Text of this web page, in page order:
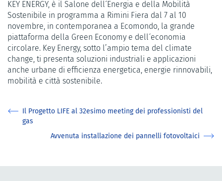
KEY ENERGY, è il Salone dell´Energia e della Mobilità
Sostenibile in programma a Rimini Fiera dal 7 al 10
novembre, in contemporanea a Ecomondo, la grande
piattaforma della Green Economy e dell´economia
circolare. Key Energy, sotto l’ampio tema del climate
change, ti presenta soluzioni industriali e applicazioni
anche urbane di efficienza energetica, energie rinnovabili,
mobilità e città sostenibile.
Il Progetto LIFE al 32esimo meeting dei professionisti del
gas
Avvenuta installazione dei pannelli fotovoltaici